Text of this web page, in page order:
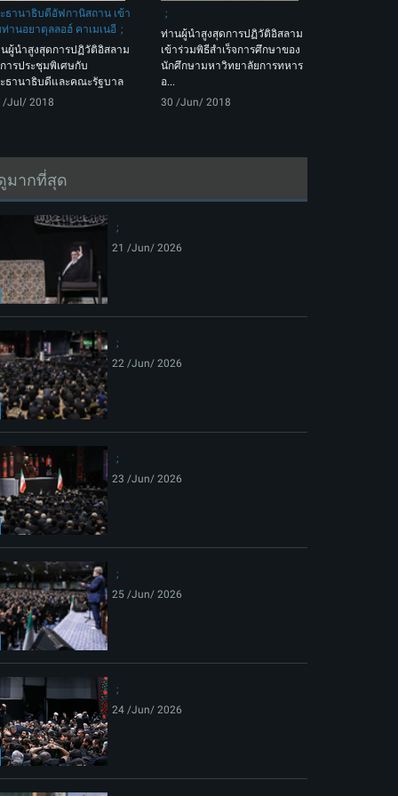
ธานาธิบดีอัฟกานิสถาน เข้า
านอยาตุลลอฮ์ คาเมเนอี
ผู้นำสูงสุดการปฏิวัติอิสลาม
ารประชุมพิเศษกับ
ธานาธิบดีและคณะรัฐบาล
/Jul/ 2018
ท่านผู้นำสูงสุดการปฏิวัติอิสลาม
เข้าร่วมพิธีสำเร็จการศึกษาของ
นักศึกษามหาวิทยาลัยการทหาร
อ...
30 /Jun/ 2018
มากที่สุด
21 /Jun/ 2026
22 /Jun/ 2026
23 /Jun/ 2026
25 /Jun/ 2026
24 /Jun/ 2026